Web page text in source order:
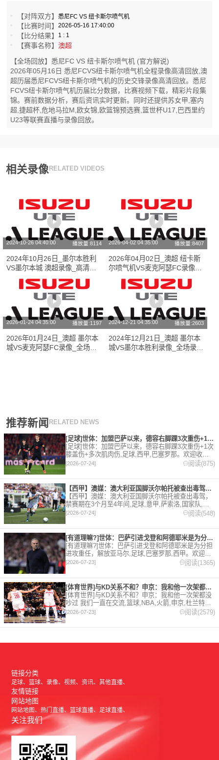
【对阵双方】悉尼FC VS 纽卡斯尔喷气机
【比赛时间】2026-05-16 17:40:00
【比分结果】 1 : 1
【赛事名称】澳超
【全场回放】悉尼FC VS 纽卡斯尔喷气机 (官方解说)
2026年05月16日 悉尼FCVS纽卡斯尔喷气机全程录像高清回放,澳
超历届悉尼FCVS纽卡斯尔喷气机的历史交锋录像高清回放。悉尼
FCVS纽卡斯尔喷气机历届比分数据，比赛视频下载，精彩片段集
锦。赛前数据分析，赛后资讯实时更新。同时还提供苏女甲,塞内
超,捷超杯,危地马拉M,欧女锦,欧篮锦预选赛,篮世杯U17,巴西里约
U23等联赛直播与录像回放。
相关录像 RELATED VIDEOS
2024-10-26 04:40:00 播放量:8114
2024年10月26日_墨尔本胜利
VS墨尔本城 澳超录像_高清录
像【全场回放】
2026-04-02 04:35:00 播放量:8407
2026年04月02日_澳超 纽卡斯
尔喷气机VS麦克阿瑟FC录像_
全场录像【视频集锦】
2026-01-24 04:35:00 播放量:1197
2026年01月24日_澳超 墨尔本
城VS麦克阿瑟FC录像_全场录
2024-12-21 04:35:00 播放量:2603
2024年12月21日_澳超 墨尔本
城VS墨尔本胜利录像_全场录像
推荐新闻 RELATED NEWS
[足球]世体：加盟巴萨以来，德容右脚踝3次重伤+1次膝盖伤+
[足球]世体：加盟巴萨以来，德容右脚踝3次重伤+1次
膝盖伤+多次肌肉伤,足球,西甲,巴塞罗那。欢迎收藏
本站，24小时为你更新最新的足球，篮球体育资讯。
[2026-07-24] 阅读(875)
【西甲】澳媒：澳大利亚国脚沃尔帕托被查出毒驾，禁赛期在3个月
【西甲】澳媒：澳大利亚国脚沃尔帕托被查出毒驾，
禁赛期在3个月至4年间,足球,意甲,萨索洛,国家队,澳
大利亚,英超,西甲,德甲,法甲,五洲。欢迎收藏本站，
[2026-07-24] 阅读(548)
[有道理嘛?]世体：巴萨引进戈登和阿德耶米是为分担进攻重任，
[有道理嘛?]世体：巴萨引进戈登和阿德耶米是为分担
进攻重任，解放亚马尔,足球,巴塞罗那,西甲。欢迎收
藏本站，24小时为你更新最新的足球，篮球体育资
[2026-07-23] 阅读(1365)
[体育世界]与KD关系不和？申京：我和他一次架都没吵过 我们
[体育世界]与KD关系不和？申京：我和他一次架都没
吵过 我们一直在交流,篮球,NBA,火箭,申京,杜兰特。
欢迎收藏本站，24小时为你更新最新的足球，篮球体
育资讯。
[2026-07-23] 阅读(2579)
链接分类
足球 篮球 录像 视频 资讯 其他直播
友情链接
网站地图
网站地图 热门直播 篮球直播 足球直播
关注我们